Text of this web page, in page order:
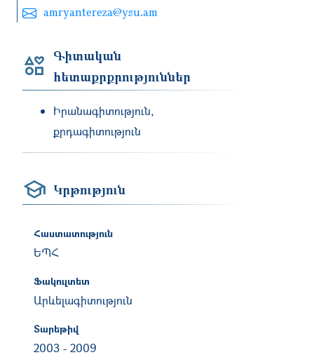
amryantereza@ysu.am
Գիտական
հետաքրքրություններ
Իրանագիտություն,
քրդագիտություն
Կրթություն
Հաստատություն
ԵՊՀ
Ֆակուլտետ
Արևելագիտություն
Տարեթիվ
2003 - 2009